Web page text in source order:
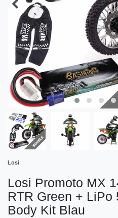
Losi
Losi Promoto MX
RTR Green + LiPo
Body Kit Blau